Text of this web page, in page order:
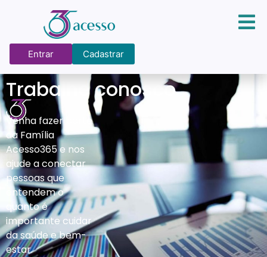
Entrar Cadastrar
Trabalhe conosco
Venha fazer parte
da Família
Acesso365 e nos
ajude a conectar
pessoas que
entendem o
quanto é
importante cuidar
da saúde e bem-
estar.